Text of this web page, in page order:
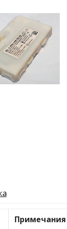
Примечания